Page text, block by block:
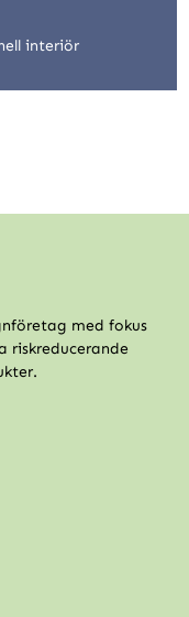
interiör
med fokus
riskreducerande